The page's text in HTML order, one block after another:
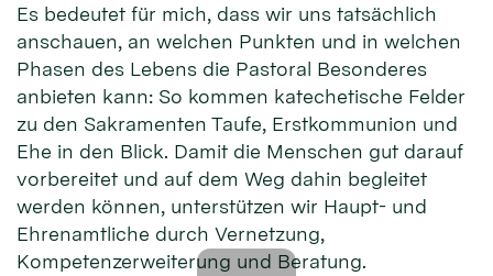
Es bedeutet für mich, dass wir uns tatsächlich
anschauen, an welchen Punkten und in welchen
Phasen des Lebens die Pastoral Besonderes
anbieten kann: So kommen katechetische Felder
zu den Sakramenten Taufe, Erstkommunion und
Ehe in den Blick. Damit die Menschen gut darauf
vorbereitet und auf dem Weg dahin begleitet
werden können, unterstützen wir Haupt- und
Ehrenamtliche durch Vernetzung,
Kompetenzerweiterung und Beratung.